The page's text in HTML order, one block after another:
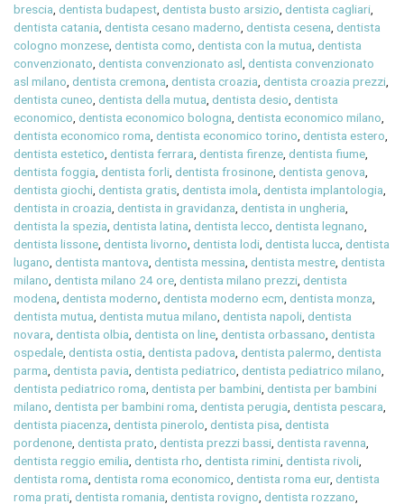
brescia,dentista budapest,dentista busto arsizio,dentista cagliari,
dentista catania,dentista cesano maderno,dentista cesena,dentista
cologno monzese,dentista como,dentista con la mutua,dentista
convenzionato,dentista convenzionato asl,dentista convenzionato
asl milano,dentista cremona,dentista croazia,dentista croazia prezzi,
dentista cuneo,dentista della mutua,dentista desio,dentista
economico,dentista economico bologna,dentista economico milano,
dentista economico roma,dentista economico torino,dentista estero,
dentista estetico,dentista ferrara,dentista firenze,dentista fiume,
dentista foggia,dentista forli,dentista frosinone,dentista genova,
dentista giochi,dentista gratis,dentista imola,dentista implantologia,
dentista in croazia,dentista in gravidanza,dentista in ungheria,
dentista la spezia,dentista latina,dentista lecco,dentista legnano,
dentista lissone,dentista livorno,dentista lodi,dentista lucca,dentista
lugano,dentista mantova,dentista messina,dentista mestre,dentista
milano,dentista milano 24 ore,dentista milano prezzi,dentista
modena,dentista moderno,dentista moderno ecm,dentista monza,
dentista mutua,dentista mutua milano,dentista napoli,dentista
novara,dentista olbia,dentista on line,dentista orbassano,dentista
ospedale,dentista ostia,dentista padova,dentista palermo,dentista
parma,dentista pavia,dentista pediatrico,dentista pediatrico milano,
dentista pediatrico roma,dentista per bambini,dentista per bambini
milano,dentista per bambini roma,dentista perugia,dentista pescara,
dentista piacenza,dentista pinerolo,dentista pisa,dentista
pordenone,dentista prato,dentista prezzi bassi,dentista ravenna,
dentista reggio emilia,dentista rho,dentista rimini,dentista rivoli,
dentista roma,dentista roma economico,dentista roma eur,dentista
roma prati,dentista romania,dentista rovigno,dentista rozzano,